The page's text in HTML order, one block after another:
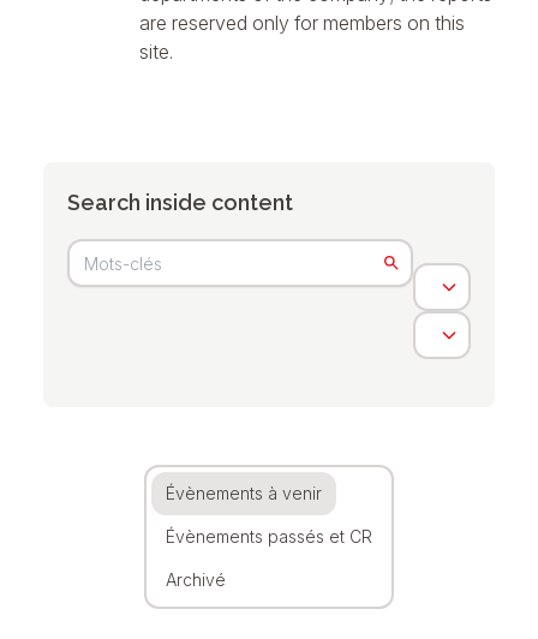
are reserved only for members on this
site.
Search inside content
Évènements à venir
Évènements passés et CR
Archivé